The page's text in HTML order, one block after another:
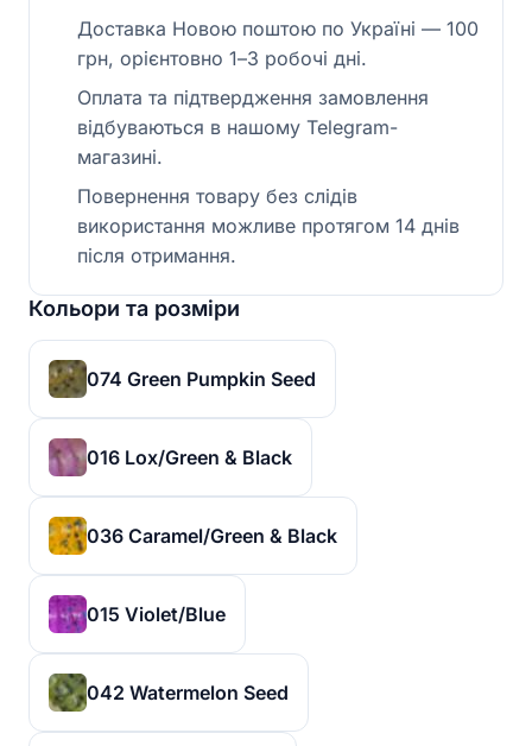
Доставка Новою поштою по Україні — 100
грн, орієнтовно 1–3 робочі дні.
Оплата та підтвердження замовлення
відбуваються в нашому Telegram-
магазині.
Повернення товару без слідів
використання можливе протягом 14 днів
після отримання.
Кольори та розміри
074 Green Pumpkin Seed
016 Lox/Green & Black
036 Caramel/Green & Black
015 Violet/Blue
042 Watermelon Seed